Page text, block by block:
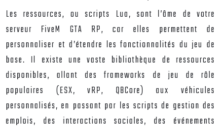
Les ressources, ou scripts Lua, sont l’âme de votre
serveur FiveM GTA RP, car elles permettent de
personnaliser et d’étendre les fonctionnalités du jeu de
base. Il existe une vaste bibliothèque de ressources
disponibles, allant des frameworks de jeu de rôle
populaires (ESX, vRP, QBCore) aux véhicules
personnalisés, en passant par les scripts de gestion des
emplois, des interactions sociales, des événements